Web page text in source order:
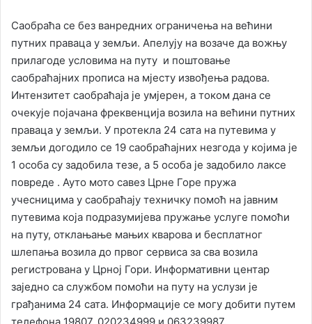
Саобраћа се без ванредних ограничења на већини
путних праваца у земљи. Апелују на возаче да вожњу
прилагоде условима на путу и поштовање
саобраћајних прописа на мјесту извођења радова.
Интензитет саобраћаја је умјерен, а током дана се
очекује појачана фреквенција возила на већини путних
праваца у земљи. У протекла 24 сата на путевима у
земљи догодило се 19 саобраћајних незгода у којима је
1 особа су задобила тезе, а 5 особа је задобило лаксе
повреде . Ауто мото савез Црне Горе пружа
учесницима у саобраћају техничку помоћ на јавним
путевима која подразумијева пружање услуге помоћи
на путу, отклањање мањих кварова и бесплатног
шлепања возила до првог сервиса за сва возила
регистрована у Црној Гори. Информативни центар
заједно са службом помоћи на путу на услузи је
грађанима 24 сата. Информације се могу добити путем